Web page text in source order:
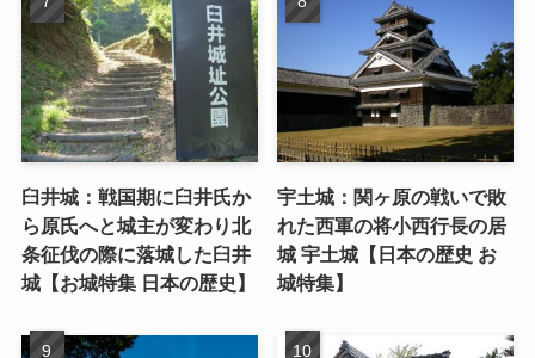
臼井城：戦国期に臼井氏か
ら原氏へと城主が変わり北
条征伐の際に落城した臼井
城【お城特集 日本の歴史】
宇土城：関ヶ原の戦いで敗
れた西軍の将小西行長の居
城 宇土城【日本の歴史 お
城特集】